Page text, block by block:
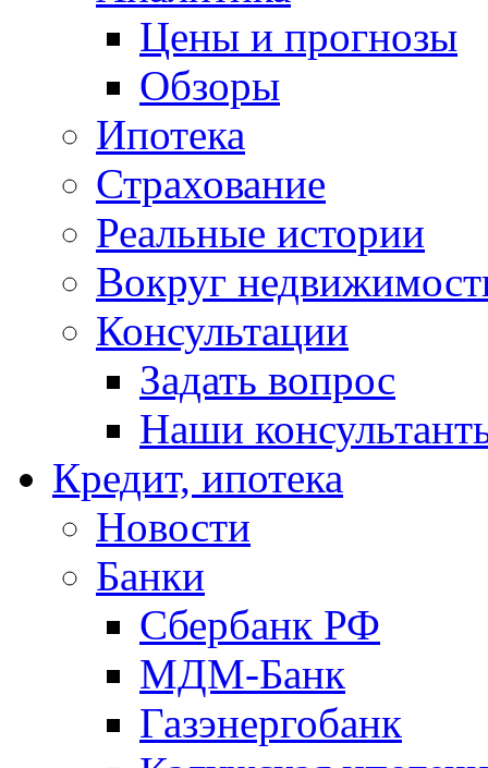
Цены и прогнозы
Обзоры
Ипотека
Страхование
Реальные истории
Вокруг
Консультации
Задать вопрос
Наши
Кредит, ипотека
Новости
Банки
Сбербанк РФ
МДМ-Банк
Газэнергобанк